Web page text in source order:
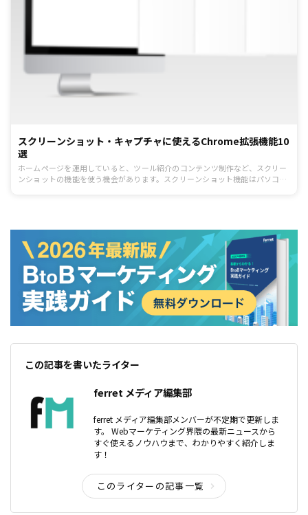
スクリーンショット・キャプチャに使えるChrome拡張機能10
選
ホームページを運用していると、ツール紹介のコンテンツ制作など、スクリー
ンショットの機能を使う機会があります。スクリーンショット機能はパソコン
この記事を書いたライター
ferret メディア編集部
ferret メディア編集部メンバーが不定期で更新しま
す。 Webマーケティング界隈の最新ニュースから
すぐ使えるノウハウまで、わかりやすく紹介しま
す！
このライターの記事一覧